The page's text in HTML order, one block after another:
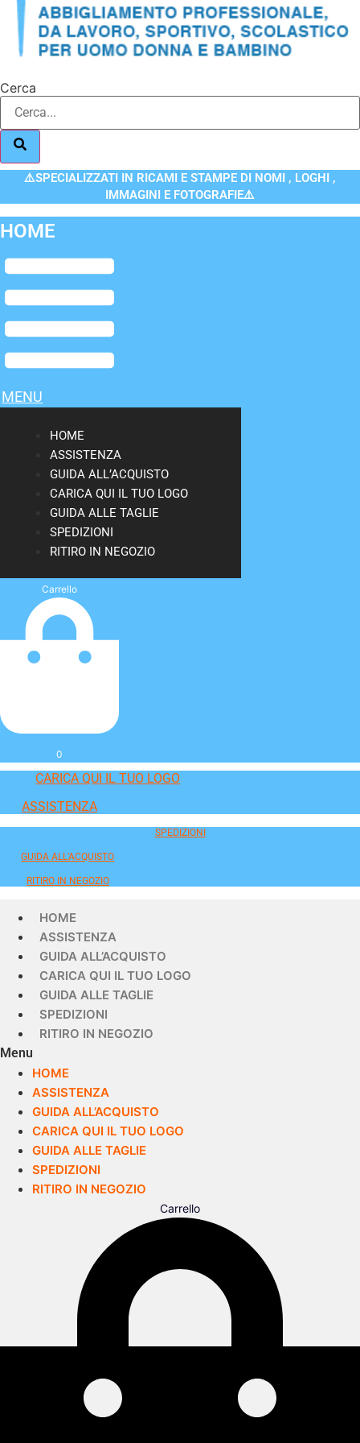
Cerca
⚠️SPECIALIZZATI IN RICAMI E STAMPE DI NOMI , LOGHI ,
IMMAGINI E FOTOGRAFIE⚠️
HOME
Flyout
Menu
MENU
HOME
ASSISTENZA
GUIDA ALL’ACQUISTO
CARICA QUI IL TUO LOGO
GUIDA ALLE TAGLIE
SPEDIZIONI
RITIRO IN NEGOZIO
Carrello
0
CARICA QUI IL TUO LOGO
ASSISTENZA
SPEDIZIONI
GUIDA ALL'ACQUISTO
RITIRO IN NEGOZIO
HOME
ASSISTENZA
GUIDA ALL’ACQUISTO
CARICA QUI IL TUO LOGO
GUIDA ALLE TAGLIE
SPEDIZIONI
RITIRO IN NEGOZIO
Menu
HOME
ASSISTENZA
GUIDA ALL’ACQUISTO
CARICA QUI IL TUO LOGO
GUIDA ALLE TAGLIE
SPEDIZIONI
RITIRO IN NEGOZIO
Carrello